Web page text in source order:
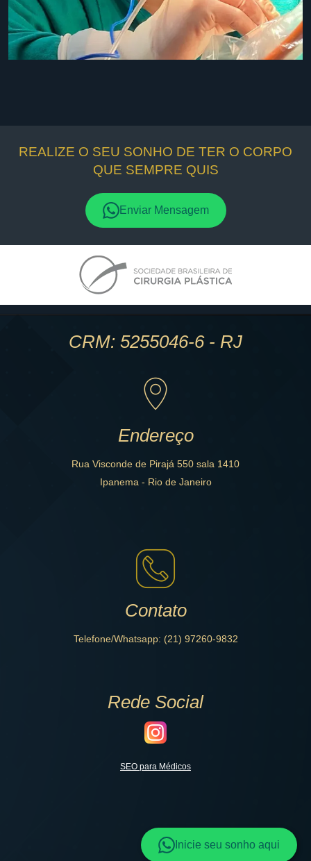
REALIZE O SEU SONHO DE TER O CORPO
QUE SEMPRE QUIS
Enviar Mensagem
CRM: 5255046-6 - RJ
Endereço
Rua Visconde de Pirajá 550 sala 1410
Ipanema - Rio de Janeiro
Contato
Telefone/Whatsapp: (21) 97260-9832
Rede Social
SEO para Médicos
Inicie seu sonho aqui